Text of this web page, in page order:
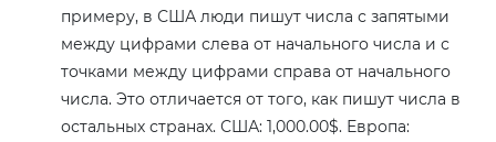
примеру, в США люди пишут числа с запятыми
между цифрами слева от начального числа и с
точками между цифрами справа от начального
числа. Это отличается от того, как пишут числа в
остальных странах. США: 1,000.00$. Европа: